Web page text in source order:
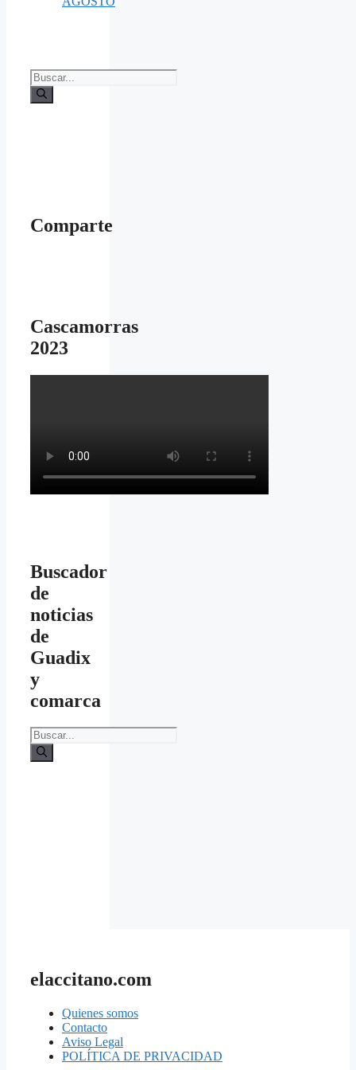
Buscar:
Comparte
Cascamorras
2023
Buscador
de
noticias
de
Guadix
y
comarca
Buscar:
elaccitano.com
Quienes somos
Contacto
Aviso Legal
POLÍTICA DE PRIVACIDAD